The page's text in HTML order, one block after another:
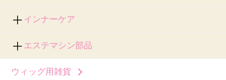
インナーケア
エステマシン部品
ウィッグ用雑貨